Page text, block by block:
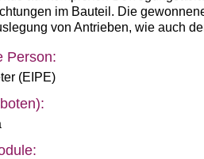
im Bauteil. Die
von Antrieben, wie auch
Person:
(EIPE)